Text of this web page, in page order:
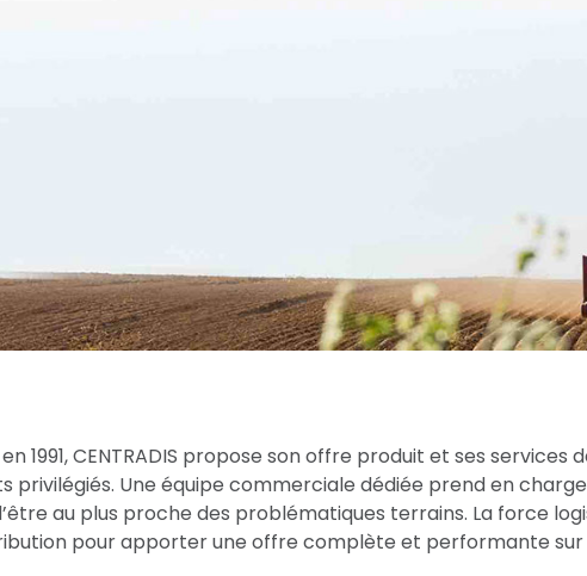
1991, CENTRADIS propose son offre produit et ses services
privilégiés. Une équipe commerciale dédiée prend en
au plus proche des problématiques terrains. La force
pour apporter une offre complète et performante